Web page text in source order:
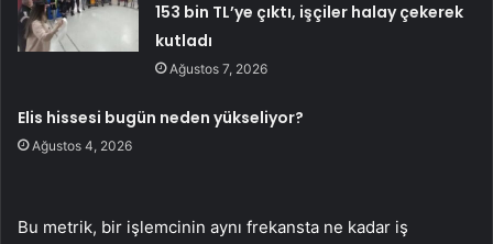
153 bin TL’ye çıktı, işçiler halay çekerek
kutladı
Ağustos 7, 2026
Elis hissesi bugün neden yükseliyor?
Ağustos 4, 2026
Bu metrik, bir işlemcinin aynı frekansta ne kadar iş